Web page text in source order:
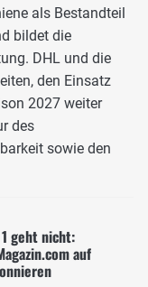
als Bestandteil
bildet die
DHL und die
den Einsatz
2027 weiter
des
sowie den
geht nicht:
auf